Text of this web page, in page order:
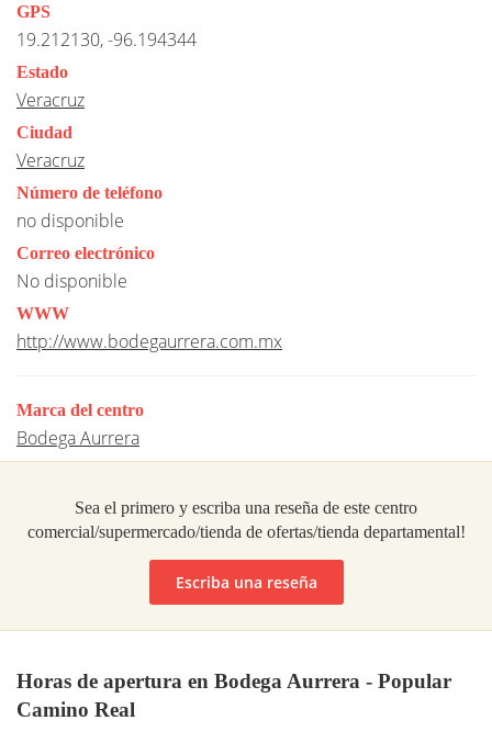
GPS
19.212130, -96.194344
Estado
Veracruz
Ciudad
Veracruz
Número de teléfono
no disponible
Correo electrónico
No disponible
WWW
http://www.bodegaurrera.com.mx
Marca del centro
Bodega Aurrera
Sea el primero y escriba una reseña de este centro
comercial/supermercado/tienda de ofertas/tienda departamental!
Escriba una reseña
Horas de apertura en Bodega Aurrera - Popular
Camino Real